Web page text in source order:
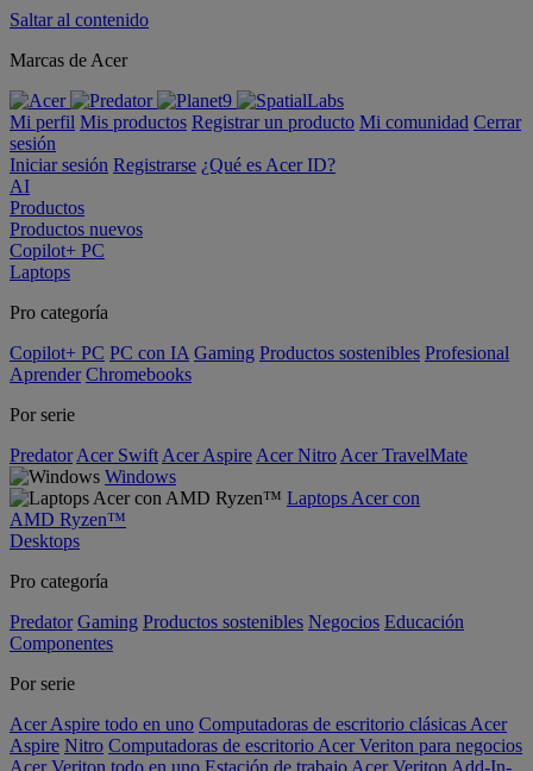
Saltar al contenido
Marcas de Acer
Mi perfil Mis productos Registrar un producto Mi comunidad Cerrar
sesión
Iniciar sesión Registrarse ¿Qué es Acer ID?
AI
Productos
Productos nuevos
Copilot+ PC
Laptops
Pro categoría
Copilot+ PC PC con IA Gaming Productos sostenibles Profesional
Aprender Chromebooks
Por serie
Predator Acer Swift Acer Aspire Acer Nitro Acer TravelMate
Windows
Laptops Acer con
AMD Ryzen™
Desktops
Pro categoría
Predator Gaming Productos sostenibles Negocios Educación
Componentes
Por serie
Acer Aspire todo en uno Computadoras de escritorio clásicas Acer
Aspire Nitro Computadoras de escritorio Acer Veriton para negocios
Acer Veriton todo en uno Estación de trabajo Acer Veriton Add-In-